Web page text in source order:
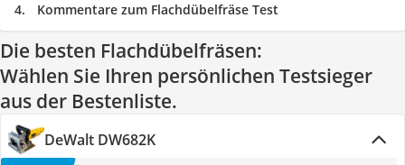
Kommentare zum Flachdübelfräse Test
Die besten Flachdübelfräsen:
Wählen Sie Ihren persönlichen Testsieger
aus der Bestenliste.
DeWalt DW682K